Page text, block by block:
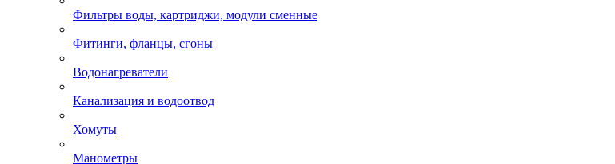
Фильтры воды, картриджи, модули сменные
Фитинги, фланцы, сгоны
Водонагреватели
Канализация и водоотвод
Хомуты
Манометры